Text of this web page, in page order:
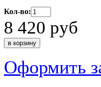
Кол-во:
8 420 руб
Оформить